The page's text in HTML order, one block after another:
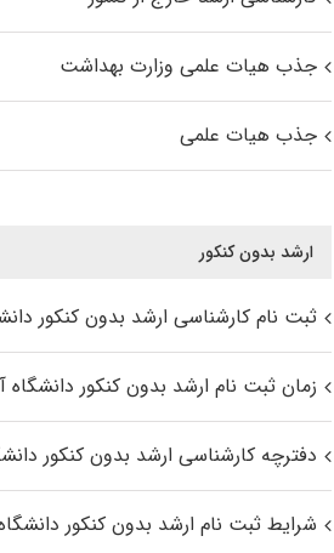
جذب هیات علمی وزارت بهداشت
جذب هیات علمی
ارشد بدون کنکور
ثبت نام کارشناسی ارشد بدون کنکور
زمان ثبت نام ارشد بدون کنکور دانشگاه
دفترچه کارشناسی ارشد بدون کنکور
شرایط ثبت نام ارشد بدون کنکور